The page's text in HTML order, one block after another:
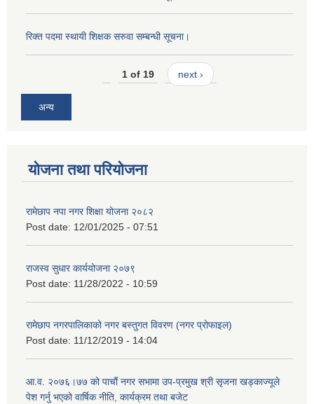
रिक्त पदमा स्थायी शिक्षक सरुवा सम्बन्धी सूचना।
1 of 19 next ›
अन्य
योजना तथा परियोजना
रामेछाप नपा नगर शिक्षा योजना २०८२
Post date: 12/01/2025 - 07:51
राजस्व सुधार कार्ययोजना २०७९
Post date: 11/28/2022 - 10:59
रामेछाप नगरपालिकाको नगर बस्तुगत विवरण (नगर प्रोफाइल)
Post date: 11/12/2019 - 14:04
आ.व. २०७६।७७ को पाचौं नगर सभामा उप-प्रमुख श्री सृजना खड्काज्यूले
पेश गर्नु भएको वार्षिक नीति, कार्यक्रम तथा बजेट